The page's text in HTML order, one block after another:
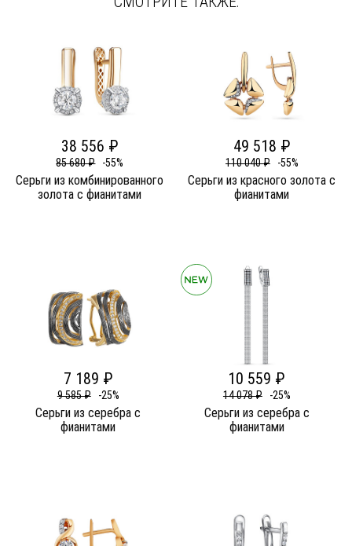
38 556 ₽
85 680 ₽ -55%
Серьги из комбинированного
золота c фианитами
49 518 ₽
110 040 ₽ -55%
Серьги из красного золота c
фианитами
7 189 ₽
9 585 ₽ -25%
Серьги из серебра c
фианитами
10 559 ₽
14 078 ₽ -25%
Серьги из серебра c
фианитами